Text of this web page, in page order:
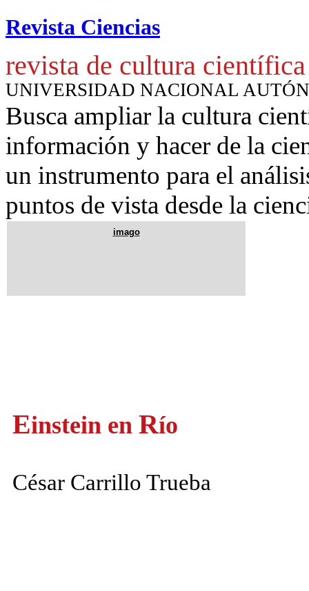
Revista Ciencias
revista de cultura científica
UNIVERSIDAD NACIONAL
Busca ampliar la cultura
información y hacer de la
un instrumento para el
puntos de vista desde la
imago
Einstein en Río
César Carrillo Trueba